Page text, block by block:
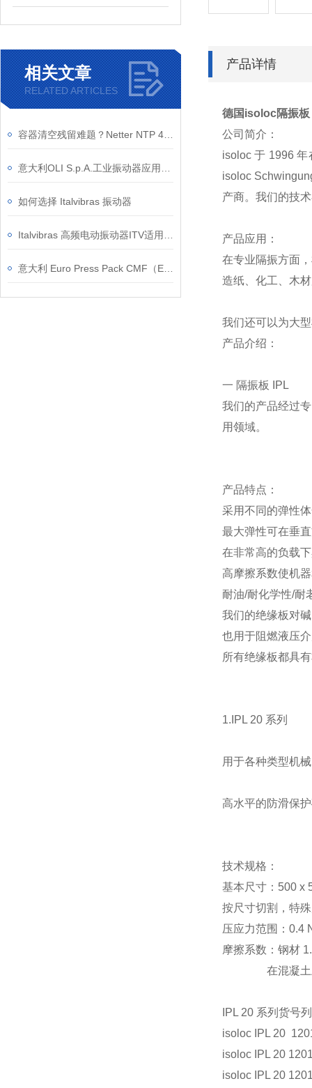
相关文章
RELATED ARTICLES
如何选择 Italvibras 振动器
产品详情
德国isoloc隔振
公司简介：
isoloc 于 1996
isoloc
产商。我们的技
产品应用：
在专业隔振方面
造纸、化工、木
我们还可以为大
产品介绍：
一 隔振板 IPL
我们的产品经过
用领域。
产品特点：
采用不同的弹性
最大弹性可在垂
在非常高的负载
高摩擦系数使机
耐油/耐化学性/耐
我们的绝缘板对
也用于阻燃液压
所有绝缘板都具
1.IPL 20 系列
用于各种类型机
高水平的防滑保
技术规格：
基本尺寸：500 x
按尺寸切割，特
压应力范围：0.4
摩擦系数：钢材
在混凝土上
IPL 20 系列货号
isoloc IPL 20
isoloc IPL 20
isoloc IPL 20